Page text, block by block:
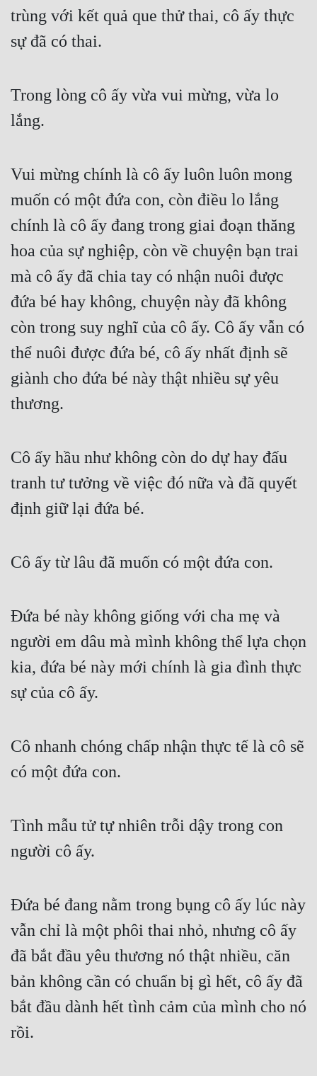
trùng với kết quả que thử thai, cô ấy thực
sự đã có thai.
Trong lòng cô ấy vừa vui mừng, vừa lo
lắng.
Vui mừng chính là cô ấy luôn luôn mong
muốn có một đứa con, còn điều lo lắng
chính là cô ấy đang trong giai đoạn thăng
hoa của sự nghiệp, còn về chuyện bạn trai
mà cô ấy đã chia tay có nhận nuôi được
đứa bé hay không, chuyện này đã không
còn trong suy nghĩ của cô ấy. Cô ấy vẫn có
thể nuôi được đứa bé, cô ấy nhất định sẽ
giành cho đứa bé này thật nhiều sự yêu
thương.
Cô ấy hầu như không còn do dự hay đấu
tranh tư tưởng về việc đó nữa và đã quyết
định giữ lại đứa bé.
Cô ấy từ lâu đã muốn có một đứa con.
Đứa bé này không giống với cha mẹ và
người em dâu mà mình không thể lựa chọn
kia, đứa bé này mới chính là gia đình thực
sự của cô ấy.
Cô nhanh chóng chấp nhận thực tế là cô sẽ
có một đứa con.
Tình mẫu tử tự nhiên trỗi dậy trong con
người cô ấy.
Đứa bé đang nằm trong bụng cô ấy lúc này
vẫn chỉ là một phôi thai nhỏ, nhưng cô ấy
đã bắt đầu yêu thương nó thật nhiều, căn
bản không cần có chuẩn bị gì hết, cô ấy đã
bắt đầu dành hết tình cảm của mình cho nó
rồi.